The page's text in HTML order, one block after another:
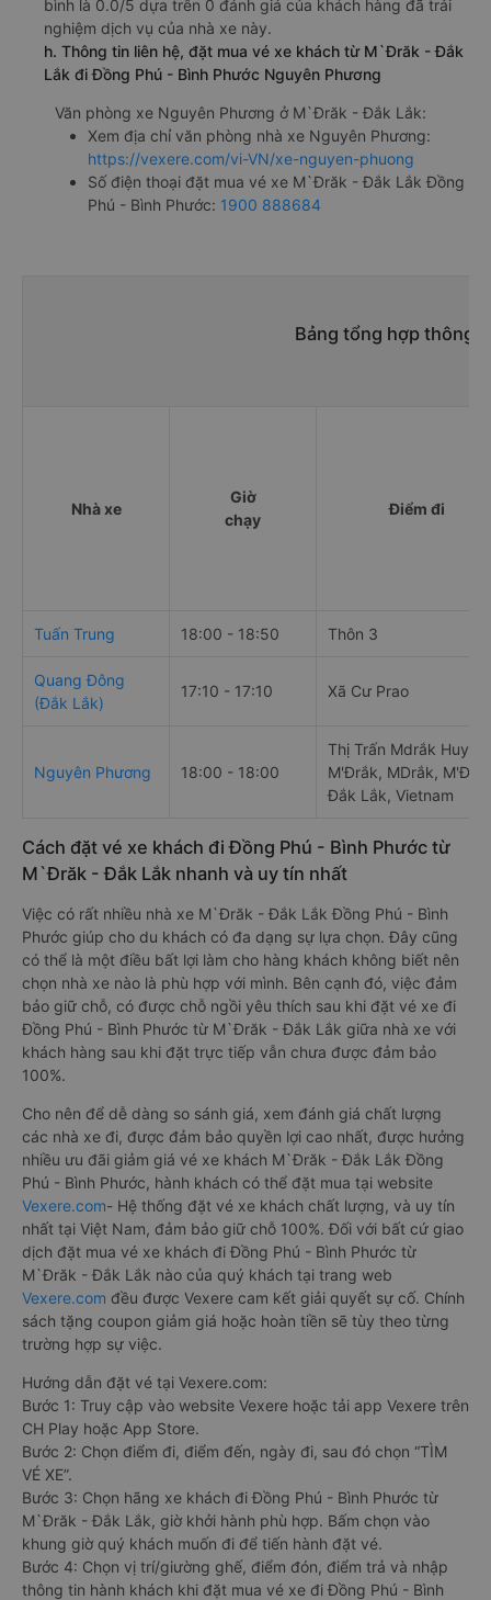
bình là 0.0/5 dựa trên 0 đánh giá của khách hàng đã trải
nghiệm dịch vụ của nhà xe này.
h. Thông tin liên hệ, đặt mua vé xe khách từ M`Đrăk - Đắk
Lắk đi Đồng Phú - Bình Phước Nguyên Phương
Văn phòng xe Nguyên Phương ở M`Đrăk - Đắk Lắk:
Xem địa chỉ văn phòng nhà xe Nguyên Phương:
https://vexere.com/vi-VN/xe-nguyen-phuong
Số điện thoại đặt mua vé xe M`Đrăk - Đắk Lắk Đồng
Phú - Bình Phước: 1900 888684
Bảng tổng hợp thông
Nhà xe
Giờ
chạy
Điểm đi
Tuấn Trung 18:00 - 18:50 Thôn 3
Quang Đông
(Đắk Lắk)
17:10 - 17:10 Xã Cư Prao
Nguyên Phương 18:00 - 18:00
Thị Trấn Mdrắk Huyện
M'Ðrắk, MDrắk,
Đắk Lắk, Vietnam
Cách đặt vé xe khách đi Đồng Phú - Bình Phước từ
M`Đrăk - Đắk Lắk nhanh và uy tín nhất
Việc có rất nhiều nhà xe M`Đrăk - Đắk Lắk Đồng Phú - Bình
Phước giúp cho du khách có đa dạng sự lựa chọn. Đây cũng
có thể là một điều bất lợi làm cho hàng khách không biết nên
chọn nhà xe nào là phù hợp với mình. Bên cạnh đó, việc đảm
bảo giữ chỗ, có được chỗ ngồi yêu thích sau khi đặt vé xe đi
Đồng Phú - Bình Phước từ M`Đrăk - Đắk Lắk giữa nhà xe với
khách hàng sau khi đặt trực tiếp vẫn chưa được đảm bảo
100%.
Cho nên để dễ dàng so sánh giá, xem đánh giá chất lượng
các nhà xe đi, được đảm bảo quyền lợi cao nhất, được hưởng
nhiều ưu đãi giảm giá vé xe khách M`Đrăk - Đắk Lắk Đồng
Phú - Bình Phước, hành khách có thể đặt mua tại website
Vexere.com- Hệ thống đặt vé xe khách chất lượng, và uy tín
nhất tại Việt Nam, đảm bảo giữ chỗ 100%. Đối với bất cứ giao
dịch đặt mua vé xe khách đi Đồng Phú - Bình Phước từ
M`Đrăk - Đắk Lắk nào của quý khách tại trang web
Vexere.com đều được Vexere cam kết giải quyết sự cố. Chính
sách tặng coupon giảm giá hoặc hoàn tiền sẽ tùy theo từng
trường hợp sự việc.
Hướng dẫn đặt vé tại Vexere.com:
Bước 1: Truy cập vào website Vexere hoặc tải app Vexere trên
CH Play hoặc App Store.
Bước 2: Chọn điểm đi, điểm đến, ngày đi, sau đó chọn “TÌM
VÉ XE”.
Bước 3: Chọn hãng xe khách đi Đồng Phú - Bình Phước từ
M`Đrăk - Đắk Lắk, giờ khởi hành phù hợp. Bấm chọn vào
khung giờ quý khách muốn đi để tiến hành đặt vé.
Bước 4: Chọn vị trí/giường ghế, điểm đón, điểm trả và nhập
thông tin hành khách khi đặt mua vé xe đi Đồng Phú - Bình